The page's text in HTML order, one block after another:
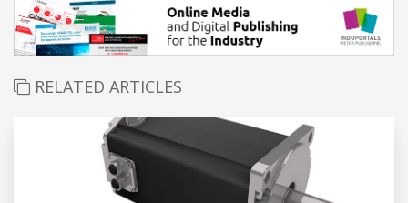
RELATED ARTICLES